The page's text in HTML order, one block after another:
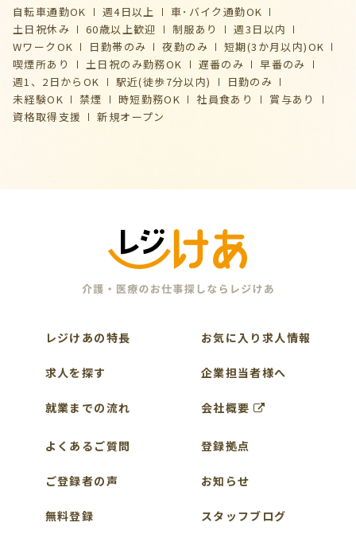
自転車通勤OK
週4日以上
車･バイク通勤OK
土日祝休み
60歳以上歓迎 制服あり
週3日以内
WワークOK
日勤帯のみ 夜勤のみ
短期(3か月以内)OK
喫煙所あり
土日祝のみ勤務OK 遅番のみ
早番のみ
週1、2日からOK
駅近(徒歩7分以内)
日勤のみ
未経験OK
禁煙 時短勤務OK 社員食あり
賞与あり
資格取得支援
新規オープン
レジけあの特長
求人を探す
就業までの流れ
よくあるご質問
ご登録者の声
無料登録
お気に入り求人情報
企業担当者様へ
会社概要
登録拠点
お知らせ
スタッフブログ